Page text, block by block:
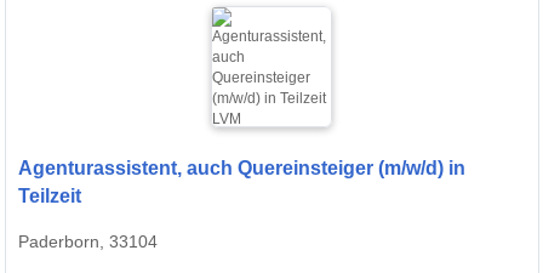
Agenturassistent, auch Quereinsteiger (m/w/d) in
Teilzeit
Paderborn, 33104